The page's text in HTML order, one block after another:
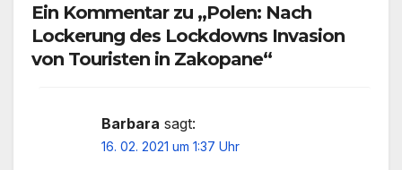
Ein Kommentar zu „Polen: Nach
Lockerung des Lockdowns Invasion
von Touristen in Zakopane“
Barbara sagt:
16. 02. 2021 um 1:37 Uhr